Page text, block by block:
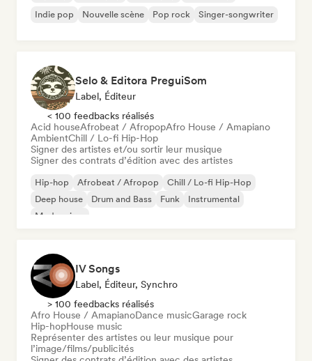
Indie pop
Nouvelle scène Pop rock Singer-songwriter
Selo & Editora PreguiSom
Label, Éditeur
< 100 feedbacks réalisés
Acid houseAfrobeat / AfropopAfro House / Amapiano
AmbientChill / Lo-fi Hip-Hop
Signer des artistes et/ou sortir leur musique
Signer des contrats d’édition avec des artistes
Hip-hop Afrobeat / Afropop
Chill / Lo-fi Hip-Hop
Deep house
Drum and Bass Funk
Instrumental
Modern jazz
IV Songs
Label, Éditeur, Synchro
> 100 feedbacks réalisés
Afro House / AmapianoDance musicGarage rock
Hip-hopHouse music
Représenter des artistes ou leur musique pour
l’image/films/publicités